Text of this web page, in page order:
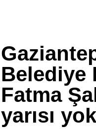
Belediye
Fatma
yarısı